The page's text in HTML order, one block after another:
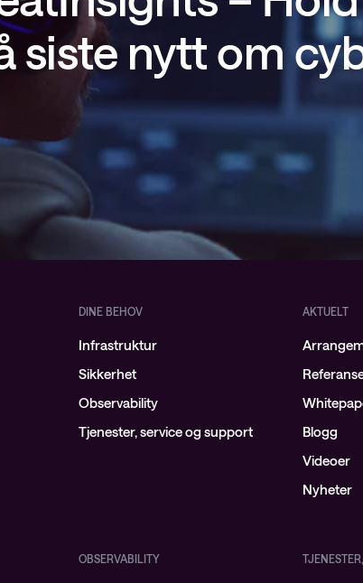
siste nytt om
DINE BEHOV
Infrastruktur
Sikkerhet
Observability
Tjenester, service og support
AKTUELT
Blogg
Videoer
Nyheter
OBSERVABILITY